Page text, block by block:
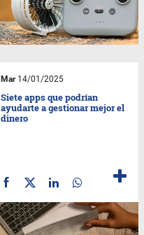
Mar14/01/2025
Siete apps que podrían
ayudarte a gestionar mejor el
dinero